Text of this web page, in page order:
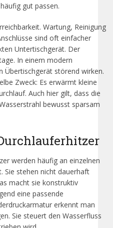
gut passen.
Wartung, Reinigung
sind oft einfacher
Untertischgerät. Der
In einem modern
Übertischgerät störend wirken.
Zweck: Es erwärmt kleine
Auch hier gilt, dass die
bewusst sparsam
werden häufig an einzelnen
Sie stehen nicht dauerhaft
macht sie konstruktiv
eine passende
erkennt man
Sie steuert den Wasserfluss